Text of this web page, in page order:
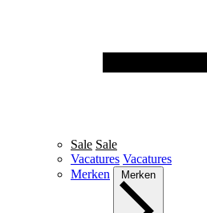
Sale Sale
Vacatures Vacatures
Merken
Merken